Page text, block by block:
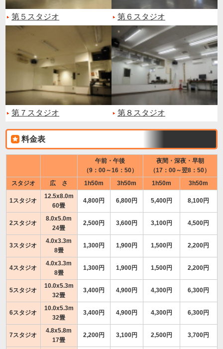
第５スタジオ 第６スタジオ
第７スタジオ 第８スタジオ
料金表
午前・午後
（9：00～16：50）
夜間・深夜・早朝
（17：00～翌8：50）
スタジオ
広 さ 1h50m 3h50m 1h50m 3h50m
1スタジオ
12.5x8.0m
60畳
4,800円 6,800円 5,400円 8,100円
2スタジオ
8.0x5.0m
24畳
2,500円 3,600円 3,100円 4,500円
3スタジオ
4.0x3.3m
8畳
1,300円 1,900円 1,500円 2,200円
4スタジオ
4.0x3.3m
8畳
1,300円 1,900円 1,500円 2,200円
5スタジオ
10.0x5.3m
32畳
3,400円 4,900円 4,300円 6,300円
6スタジオ
10.0x5.3m
32畳
3,400円 4,900円 4,300円 6,300円
7スタジオ
4.8x5.8m
17畳
2,200円 3,100円 2,500円 3,700円